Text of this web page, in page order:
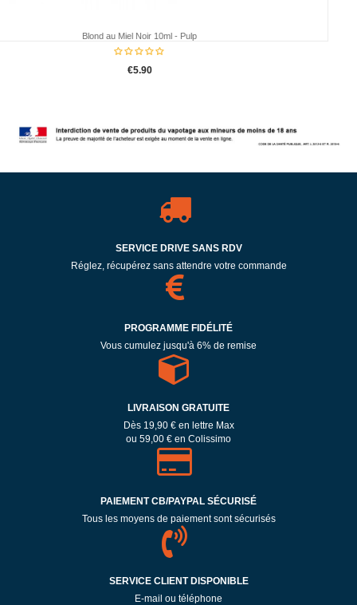
Clearomiseur Melo 4 - 22mm -Eleaf
€16.95
SERVICE DRIVE SANS RDV
Réglez, récupérez sans attendre votre commande
PROGRAMME FIDÉLITÉ
Vous cumulez jusqu'à 6% de remise
LIVRAISON GRATUITE
Dès 19,90 € en lettre Max
ou 59,00 € en Colissimo
PAIEMENT CB/PAYPAL SÉCURISÉ
Tous les moyens de paiement sont sécurisés
SERVICE CLIENT DISPONIBLE
E-mail ou téléphone